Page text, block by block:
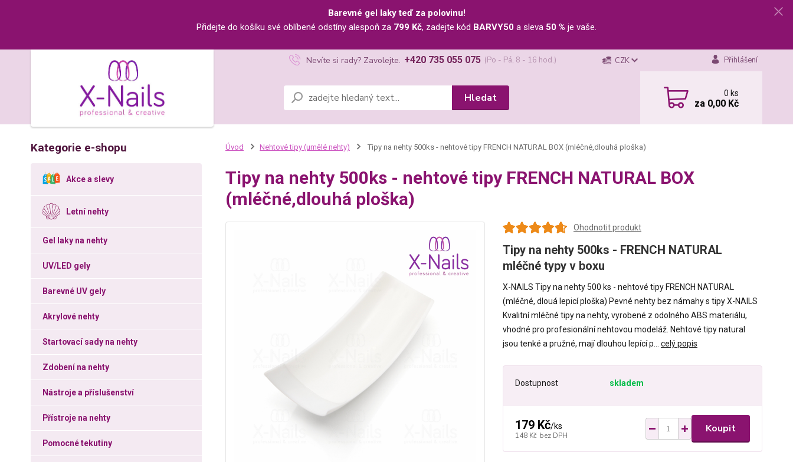
Barevné gel laky teď za polovinu!
Přidejte do košíku své oblíbené odstíny alespoň za 799 Kč, zadejte kód BARVY50 a sleva 50 % je vaše.
CZK Přihlášení
Hledat
Nevíte si rady? Zavolejte. +420 735 055 075 (Po - Pá, 8 - 16 hod.)
0ks
za 0,00 Kč
Kategorie e-shopu
Akce a slevy
Letní nehty
Gel laky na nehty
UV/LED gely
Barevné UV gely
Akrylové nehty
Startovací sady na nehty
Zdobení na nehty
Nástroje a příslušenství
Přístroje na nehty
Pomocné tekutiny
Úvod Nehtové tipy (umělé nehty) Tipy na nehty 500ks - nehtové tipy FRENCH NATURAL BOX (mléčné,dlouhá ploška)
Tipy na nehty 500ks - nehtové tipy FRENCH NATURAL BOX
(mléčné,dlouhá ploška)
Ohodnotit produkt
Tipy na nehty 500ks - FRENCH NATURAL
mléčné typy v boxu
X-NAILS Tipy na nehty 500 ks - nehtové tipy FRENCH NATURAL
(mléčné, dlouá lepicí ploška) Pevné nehty bez námahy s tipy X-NAILS
Kvalitní mléčné tipy na nehty, vyrobené z odolného ABS materiálu,
vhodné pro profesionální nehtovou modeláž. Nehtové tipy natural
jsou tenké a pružné, mají dlouhou lepící p... celý popis
Dostupnost skladem
179 Kč/ks
148 Kč bez DPH
Koupit